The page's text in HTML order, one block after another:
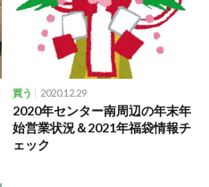
買う 2020.12.29
2020年センター南周辺の年末年
始営業状況＆2021年福袋情報チ
ェック